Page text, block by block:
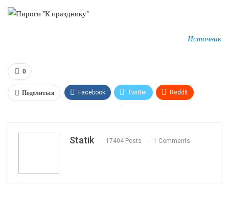
Источник
0
Поделиться Facebook Twitter ReddIt
Statik 17404 Posts 1 Comments